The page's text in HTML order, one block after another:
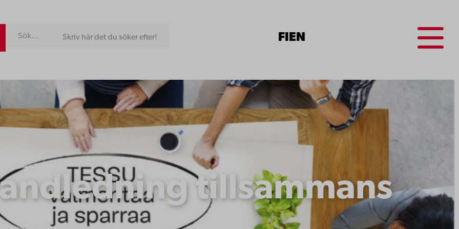
Skriv här det du söker efter! FI EN
Menu
tillsammans